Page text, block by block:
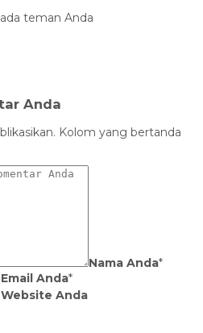
teman Anda
Anda
Kolom yang bertanda
Nama Anda*
Email Anda*
Website Anda